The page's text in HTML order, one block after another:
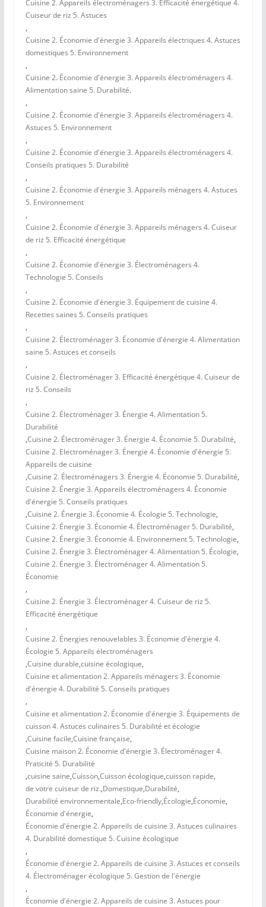
Cuisine 2. Appareils électroménagers 3. Efficacité énergétique 4.
Cuiseur de riz 5. Astuces
,
Cuisine 2. Économie d'énergie 3. Appareils électriques 4. Astuces
domestiques 5. Environnement
,
Cuisine 2. Économie d'énergie 3. Appareils électroménagers 4.
Alimentation saine 5. Durabilité.
,
Cuisine 2. Économie d'énergie 3. Appareils électroménagers 4.
Astuces 5. Environnement
,
Cuisine 2. Économie d'énergie 3. Appareils électroménagers 4.
Conseils pratiques 5. Durabilité
,
Cuisine 2. Économie d'énergie 3. Appareils ménagers 4. Astuces
5. Environnement
,
Cuisine 2. Économie d'énergie 3. Appareils ménagers 4. Cuiseur
de riz 5. Efficacité énergétique
,
Cuisine 2. Économie d'énergie 3. Électroménagers 4.
Technologie 5. Conseils
,
Cuisine 2. Économie d'énergie 3. Équipement de cuisine 4.
Recettes saines 5. Conseils pratiques
,
Cuisine 2. Électroménager 3. Économie d'énergie 4. Alimentation
saine 5. Astuces et conseils
,
Cuisine 2. Électroménager 3. Efficacité énergétique 4. Cuiseur de
riz 5. Conseils
,
Cuisine 2. Électroménager 3. Énergie 4. Alimentation 5.
Durabilité
,Cuisine 2. Électroménager 3. Énergie 4. Économie 5. Durabilité,
Cuisine 2. Electroménager 3. Énergie 4. Économie d'énergie 5.
Appareils de cuisine
,Cuisine 2. Électroménagers 3. Énergie 4. Économie 5. Durabilité,
Cuisine 2. Énergie 3. Appareils électroménagers 4. Économie
d'énergie 5. Conseils pratiques
,Cuisine 2. Énergie 3. Économie 4. Écologie 5. Technologie,
Cuisine 2. Énergie 3. Économie 4. Électroménager 5. Durabilité,
Cuisine 2. Énergie 3. Économie 4. Environnement 5. Technologie,
Cuisine 2. Énergie 3. Électroménager 4. Alimentation 5. Écologie,
Cuisine 2. Énergie 3. Électroménager 4. Alimentation 5.
Économie
,
Cuisine 2. Énergie 3. Électroménager 4. Cuiseur de riz 5.
Efficacité énergétique
,
Cuisine 2. Énergies renouvelables 3. Économie d'énergie 4.
Écologie 5. Appareils électroménagers
,Cuisine durable,cuisine écologique,
Cuisine et alimentation 2. Appareils ménagers 3. Économie
d'énergie 4. Durabilité 5. Conseils pratiques
,
Cuisine et alimentation 2. Économie d'énergie 3. Équipements de
cuisson 4. Astuces culinaires 5. Durabilité et écologie
,Cuisine facile,Cuisine française,
Cuisine maison 2. Économie d'énergie 3. Électroménager 4.
Praticité 5. Durabilité
,cuisine saine,Cuisson,Cuisson écologique,cuisson rapide,
de votre cuiseur de riz.,Domestique,Durabilité,
Durabilité environnementale,Eco-friendly,Écologie,Économie,
Économie d'énergie,
Économie d'énergie 2. Appareils de cuisine 3. Astuces culinaires
4. Durabilité domestique 5. Cuisine écologique
,
Économie d'énergie 2. Appareils de cuisine 3. Astuces et conseils
4. Électroménager écologique 5. Gestion de l'énergie
,
Économie d'énergie 2. Appareils de cuisine 3. Astuces pour